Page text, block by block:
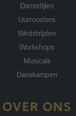
Dansstijlen
Uurroosters
Wedstrijden
Workshops
Musicals
Danskampen
OVER ONS